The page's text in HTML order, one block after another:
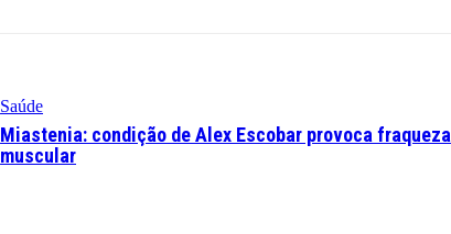
Saúde
Miastenia: condição de Alex Escobar provoca fraqueza
muscular